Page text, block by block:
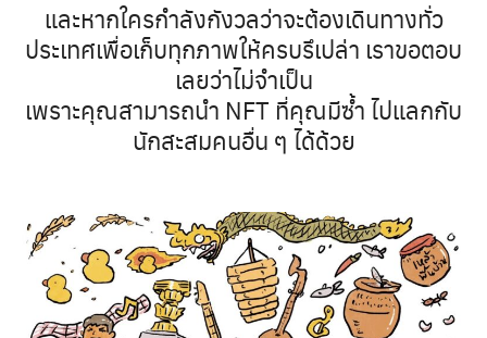
และหากใครกำลังกังวลว่าจะต้องเดินทางทั่ว
ประเทศเพื่อเก็บทุกภาพให้ครบรึเปล่า เราขอตอบ
เลยว่าไม่จำเป็น
เพราะคุณสามารถนำ NFT ที่คุณมีซ้ำ ไปแลกกับ
นักสะสมคนอื่น ๆ ได้ด้วย